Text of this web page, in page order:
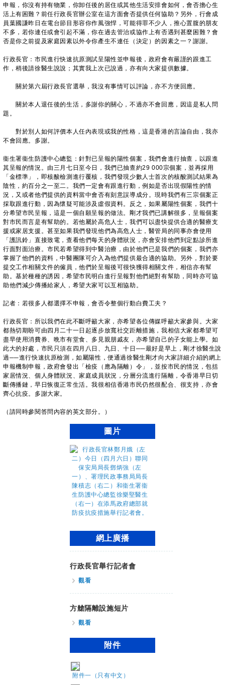
申報，你沒有持有物業，你卸任後的居住或其他生活安排會如何，會否擔心生
活上有困難？前任行政長官辦公室在這方面會否提供任何協助？另外，行會成
員葉國謙昨日在電台節目形容你作風強悍，可能得罪不少人，推心置腹的朋友
不多，若你連任或會引起不滿，你在過去管治或協作上有否遇到甚麼困難？會
否是你之前提及家庭因素以外令你產生不連任（決定）的因素之一？謝謝。
行政長官：市民進行快速抗原測試呈陽性並申報後，政府會有嚴謹的跟進工
作，稍後請徐醫生說說；其實我上次已說過，亦有向大家提供數據。
關於第六屆行政長官選舉，我沒有事情可以評論，亦不方便回應。
關於本人退任後的生活，多謝你的關心，不過亦不會回應，因這是私人問
題。
對於別人如何評價本人任內表現或我的性格，這是香港的言論自由，我亦
不會回應。多謝。
衞生署衞生防護中心總監：針對已呈報的陽性個案，我們會進行抽查，以跟進
其呈報的情況。由三月七日至今日，我們已抽查約29 000宗個案，並再採用
「金標準」，即核酸檢測進行覆核，我們發現少數人士首次的核酸測試結果為
陰性，約百分之一至二。我們一定會有跟進行動，例如是否出現假陽性的情
況，又或者他們提供的資料當中會否有刻意誤導成分。現時我們有三宗個案正
採取跟進行動，因為懷疑可能涉及虛假資料。反之，如果屬陽性個案，我們十
分希望市民呈報，這是一個自願呈報的做法。剛才我們已講解很多，呈報個案
對市民而言是有幫助的。若他屬於高危人士，我們可以盡快提供合適的醫療支
援或家居支援。甚至如果我們發現他們為高危人士，醫管局的同事亦會使用
「護訊鈴」直接致電，查看他們每天的身體狀況，亦會安排他們到定點診所進
行面對面治療。市民若希望得到中醫治療，由於他們已是我們的個案，我們亦
掌握了他們的資料，中醫團隊可介入為他們提供最合適的協助。另外，對於要
提交工作相關文件的僱員，他們於呈報後可很快獲得相關文件，相信亦有幫
助。基於種種的誘因，希望市民明白進行呈報對他們絕對有幫助，同時亦可協
助他們減少傳播給家人，希望大家可以互相協助。
記者：若很多人都選擇不申報，會否令整個行動白費工夫？
行政長官：所以我們在此不斷呼籲大家，亦希望各位傳媒呼籲大家參與。大家
都熱切期盼可由四月二十一日起逐步放寬社交距離措施，我相信大家都希望可
盡早使用消費券、晩市有堂食、多見親朋戚友，亦希望自己的子女能上學。如
此大的好處，市民只須在四月八日、九日、十日 ──最好是早上，剛才徐醫生說
過──進行快速抗原檢測，如屬陽性，便通過徐醫生剛才向大家詳細介紹的網上
申報機制申報，政府會發出「檢疫（應為隔離）令」，並按市民的情況，包括
家居情況、個人身體狀況、家庭成員狀況，分層分流進行隔離，令香港早日切
斷傳播鏈，早日恢復正常生活。我很相信香港市民仍然很配合、很支持，亦會
齊心抗疫。多謝大家。
（請同時參閱答問內容的英文部分。）
圖片
網上廣播
行政長官舉行記者會
觀看
方艙隔離設施短片
觀看
附件
附件一（只有中文）